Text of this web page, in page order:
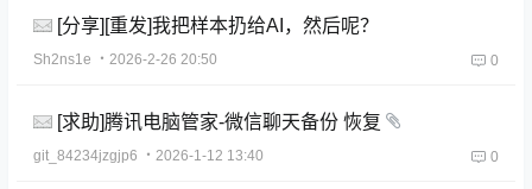
[分享][重发]我把样本扔给AI，然后呢？
Sh2ns1e ・2026-2-26 20:50 0
[求助]腾讯电脑管家-微信聊天备份 恢复
git_84234jzgjp6 ・2026-1-12 13:40 0